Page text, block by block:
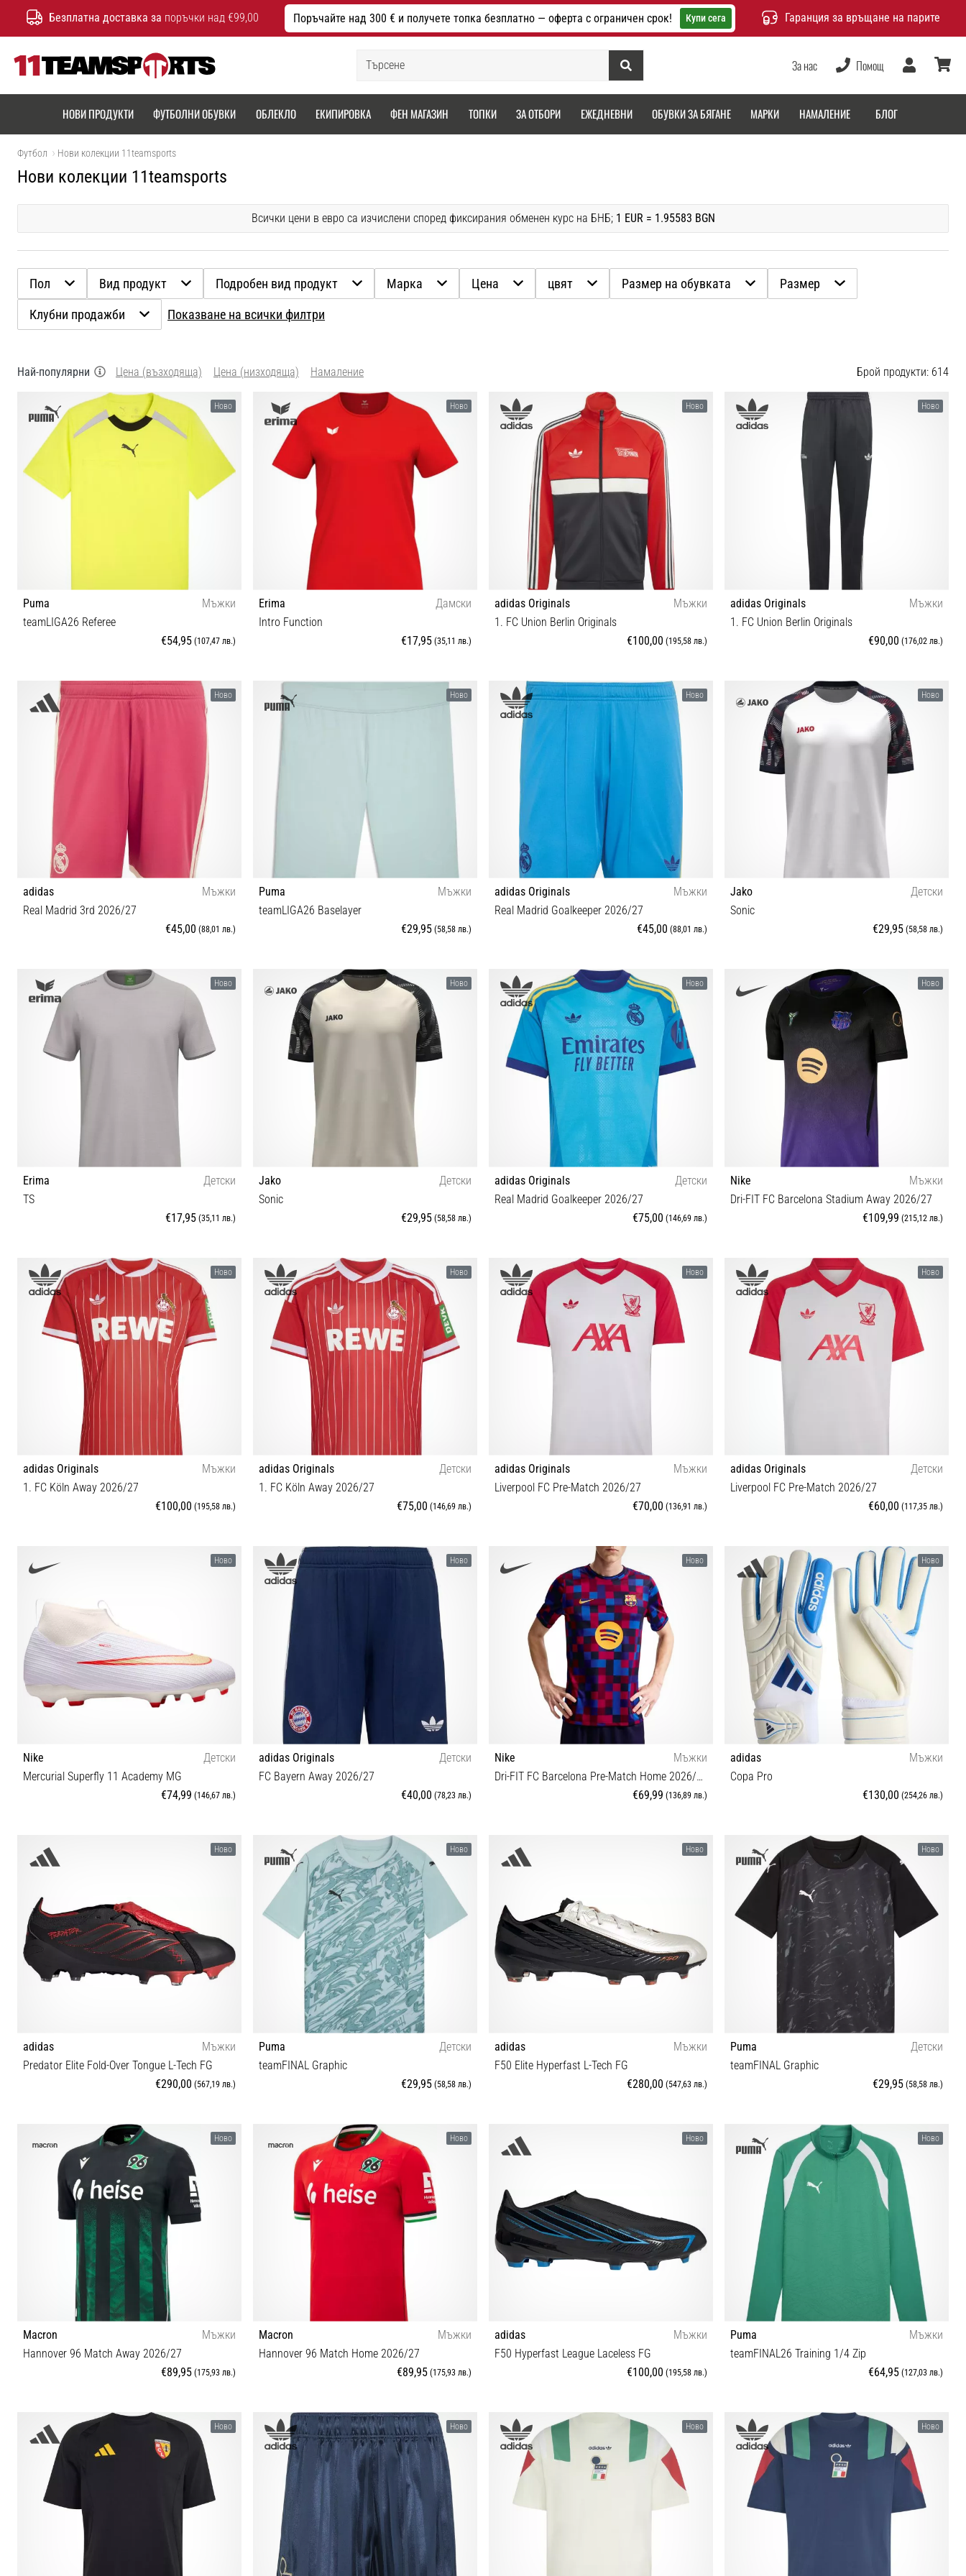
Безплатна доставка за поръчки над €99,00 Поръчайте над 300 € и получете топка безплатно — оферта с ограничен срок! Купи сега Гаранция за връщане на парите
Търсене
За нас Помощ
Потребител
НОВИ ПРОДУКТИ ФУТБОЛНИ ОБУВКИ ОБЛЕКЛО ЕКИПИРОВКА ФЕН МАГАЗИН ТОПКИ ЗА ОТБОРИ ЕЖЕДНЕВНИ ОБУВКИ ЗА БЯГАНЕ МАРКИ НАМАЛЕНИЕ БЛОГ
Футбол Нови колекции 11teamsports
Нови колекции 11teamsports
Всички цени в евро са изчислени според фиксирания обменен курс на БНБ; 1 EUR = 1.95583 BGN
Пол Вид продукт Подробен вид продукт Марка Цена цвят Размер на обувката Размер
Клубни продажби Показване на всички филтри
Най-популярни Цена (възходяща) Цена (низходяща) Намаление Брой продукти: 614
Ново
Puma
Мъжки
teamLIGA26 Referee
€54,95 (107,47 лв.)
L
Ново
Erima
Дамски
Intro Function
€17,95 (35,11 лв.)
Ново
adidas Originals
Мъжки
1. FC Union Berlin Originals
€100,00 (195,58 лв.)
S M L XL XXL
Ново
adidas Originals
Мъжки
1. FC Union Berlin Originals
€90,00 (176,02 лв.)
S M L XL
Ново
adidas
Мъжки
Real Madrid 3rd 2026/27
€45,00 (88,01 лв.)
S M L XL XXL
Ново
Puma
Мъжки
teamLIGA26 Baselayer
€29,95 (58,58 лв.)
M
Ново
adidas Originals
Мъжки
Real Madrid Goalkeeper 2026/27
€45,00 (88,01 лв.)
S M L XL XXL
Ново
Jako
Детски
Sonic
€29,95 (58,58 лв.)
164
Ново
Erima
Детски
TS
€17,95 (35,11 лв.)
164
Ново
Jako
Детски
Sonic
€29,95 (58,58 лв.)
140
Ново
adidas Originals
Детски
Real Madrid Goalkeeper 2026/27
€75,00 (146,69 лв.)
XS (123-128 cm) S (135-140 cm) M (147-152 cm) L
(159-164 cm) XL (165-176 cm)
Ново
Nike
Мъжки
Dri-FIT FC Barcelona Stadium Away 2026/27
€109,99 (215,12 лв.)
S L XL XXL
Ново
adidas Originals Мъжки
1. FC Köln Away 2026/27
€100,00 (195,58 лв.)
Ново
adidas Originals Детски
1. FC Köln Away 2026/27
€75,00 (146,69 лв.)
Ново
adidas Originals Мъжки
Liverpool FC Pre-Match 2026/27
€70,00 (136,91 лв.)
S M L XL XXL 3XL
Ново
adidas Originals Детски
Liverpool FC Pre-Match 2026/27
€60,00 (117,35 лв.)
XS (123-128 cm) S (135-140 cm) M (147-152 cm) L
(159-164 cm) XL (165-176 cm)
Ново
Nike
Детски
Mercurial Superfly 11 Academy MG
€74,99 (146,67 лв.)
Ново
adidas Originals
Детски
FC Bayern Away 2026/27
€40,00 (78,23 лв.)
XS (123-128 cm) S (135-140 cm)
Ново
Nike
Мъжки
Dri-FIT FC Barcelona Pre-Match Home 2026/27
€69,99 (136,89 лв.)
Ново
adidas
Мъжки
Copa Pro
€130,00 (254,26 лв.)
Ново
adidas
Мъжки
Predator Elite Fold-Over Tongue L-Tech FG
€290,00 (567,19 лв.)
37⅓ 38 38⅔ 39⅓ 40 40⅔ 41⅓ 42 42⅔ 43⅓ 44
44⅔ 45⅓ 46 46⅔ 47⅓ 48 48⅔
Ново
Puma
Детски
teamFINAL Graphic
€29,95 (58,58 лв.)
164
Ново
adidas
Мъжки
F50 Elite Hyperfast L-Tech FG
€280,00 (547,63 лв.)
37⅓ 38 38⅔ 39⅓ 40 40⅔ 41⅓ 42 42⅔ 43⅓ 44
Ново
Puma
Детски
teamFINAL Graphic
€29,95 (58,58 лв.)
152
Ново
Macron
Мъжки
Hannover 96 Match Away 2026/27
€89,95 (175,93 лв.)
Ново
Macron
Мъжки
Hannover 96 Match Home 2026/27
€89,95 (175,93 лв.)
S M L XL XXL 3XL
Ново
adidas
Мъжки
F50 Hyperfast League Laceless FG
€100,00 (195,58 лв.)
40⅔ 42 42⅔ 43⅓ 44 44⅔ 45⅓
Ново
Puma
Мъжки
teamFINAL26 Training 1/4 Zip
€64,95 (127,03 лв.)
Ново Ново Ново Ново